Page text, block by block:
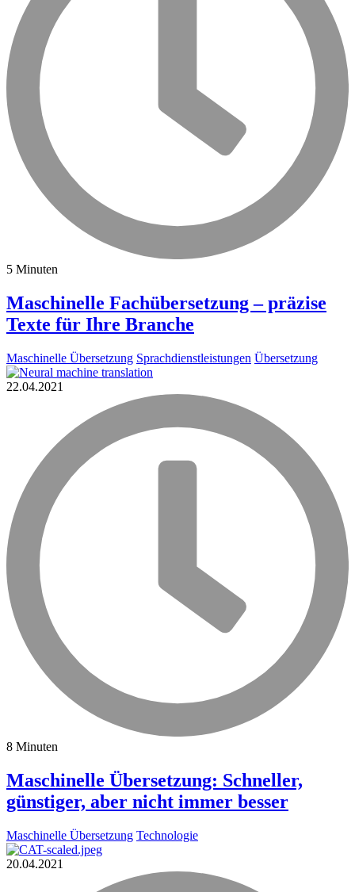
5 Minuten
Maschinelle Fachübersetzung – präzise
Texte für Ihre Branche
Maschinelle Übersetzung Sprachdienstleistungen Übersetzung
22.04.2021
8 Minuten
Maschinelle Übersetzung: Schneller,
günstiger, aber nicht immer besser
Maschinelle Übersetzung Technologie
20.04.2021